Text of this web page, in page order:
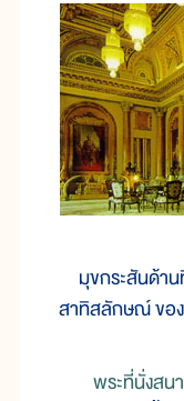
มุขกระสันด้า
สาทิสลักษณ์ ของ
พระที่นั่งสน